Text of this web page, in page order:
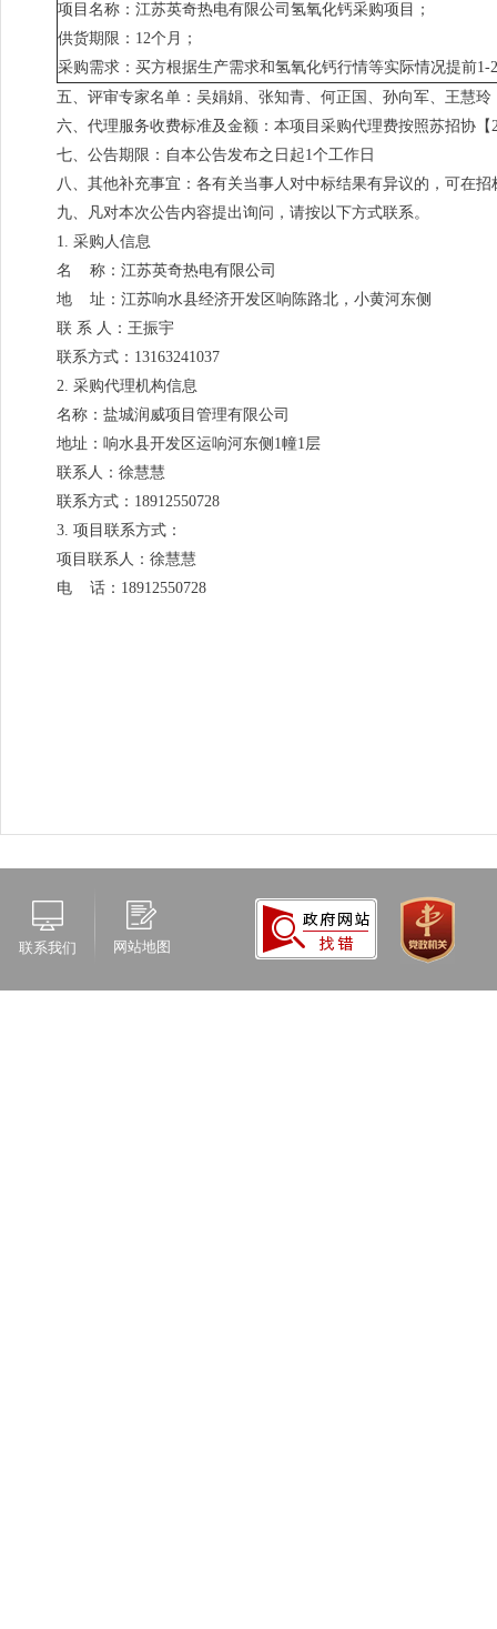
项目名称：江苏英奇热电有限公司氢氧化钙采购项目；
供货期限：12个月；
采购需求：买方根据生产需求和氢氧化钙行情等实际情况提前
五、评审专家名单：吴娟娟、张知青、何正国、孙向军、王慧玲
六、代理服务收费标准及金额：本项目采购代理费按照苏招协
七、公告期限：自本公告发布之日起1个工作日
八、其他补充事宜：各有关当事人对中标结果有异议的，可在
九、凡对本次公告内容提出询问，请按以下方式联系。
1. 采购人信息
名 称：江苏英奇热电有限公司
地 址：江苏响水县经济开发区响陈路北，小黄河东侧
联 系 人：王振宇
联系方式：13163241037
2. 采购代理机构信息
名称：盐城润威项目管理有限公司
地址：响水县开发区运响河东侧1幢1层
联系人：徐慧慧
联系方式：18912550728
3. 项目联系方式：
项目联系人：徐慧慧
电 话：18912550728
联系我们 网站地图